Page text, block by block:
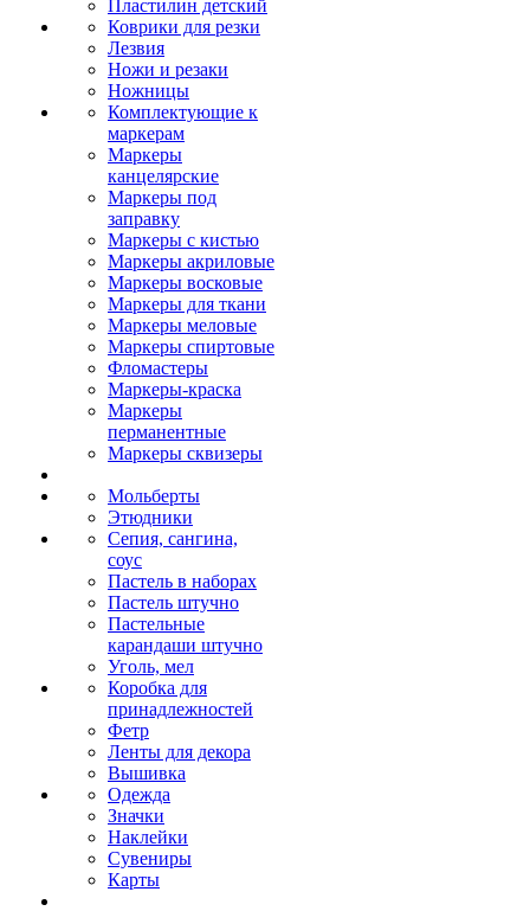
Пластилин детский
Коврики для резки
Лезвия
Ножи и резаки
Ножницы
Комплектующие к
маркерам
Маркеры
канцелярские
Маркеры под
заправку
Маркеры с кистью
Маркеры акриловые
Маркеры восковые
Маркеры для ткани
Маркеры меловые
Маркеры спиртовые
Фломастеры
Маркеры-краска
Маркеры
перманентные
Маркеры сквизеры
Мольберты
Этюдники
Сепия, сангина,
соус
Пастель в наборах
Пастель штучно
Пастельные
карандаши штучно
Уголь, мел
Коробка для
принадлежностей
Фетр
Ленты для декора
Вышивка
Одежда
Значки
Наклейки
Сувениры
Карты